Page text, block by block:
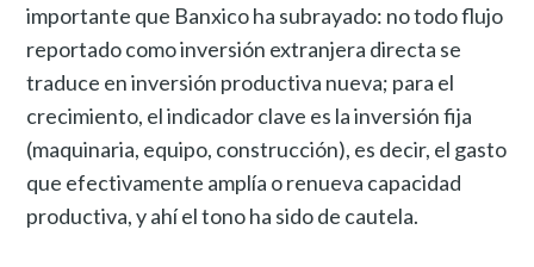
importante que Banxico ha subrayado: no todo flujo
reportado como inversión extranjera directa se
traduce en inversión productiva nueva; para el
crecimiento, el indicador clave es la inversión fija
(maquinaria, equipo, construcción), es decir, el gasto
que efectivamente amplía o renueva capacidad
productiva, y ahí el tono ha sido de cautela.